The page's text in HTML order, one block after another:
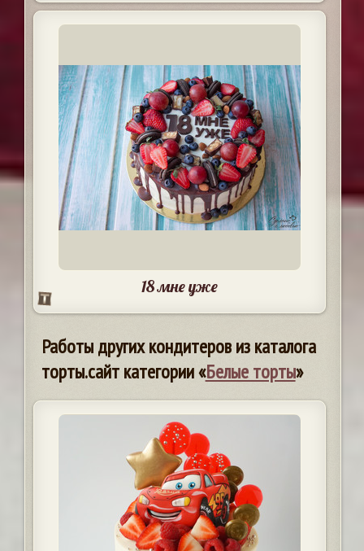
18 мне уже
Работы других кондитеров из каталога
торты.сайт категории «Белые торты»